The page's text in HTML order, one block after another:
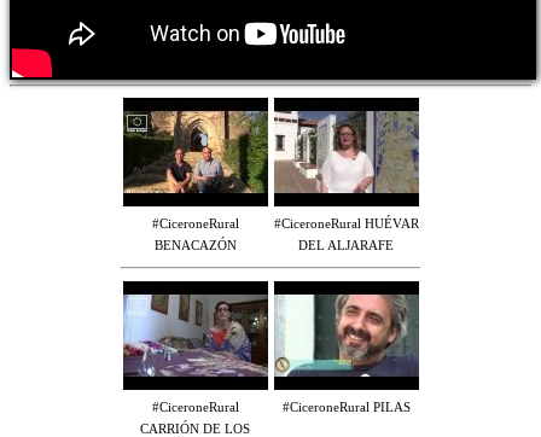
#CiceroneRural
BENACAZÓN
#CiceroneRural HUÉVAR
DEL ALJARAFE
#CiceroneRural
CARRIÓN DE LOS
#CiceroneRural PILAS